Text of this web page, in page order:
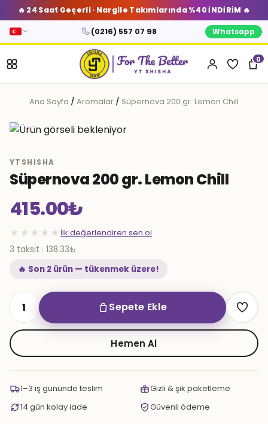
🔥 24 Saat Geçerli · Nargile Takımlarında %40 İNDİRİM 🔥
(0216) 557 07 98 Whatsapp
0
Ana Sayfa / Aromalar / Süpernova 200 gr. Lemon Chill
YTSHISHA
Süpernova 200 gr. Lemon Chill
415.00₺
★★★★★ İlk değerlendiren sen ol
3 taksit · 138.33₺
🔥 Son 2 ürün — tükenmek üzere!
Süpernova
200
gr.
Lemon
adet
Sepete Ekle
Hemen Al
1–3 iş gününde teslim
Gizli & şık paketleme
14 gün kolay iade
Güvenli ödeme